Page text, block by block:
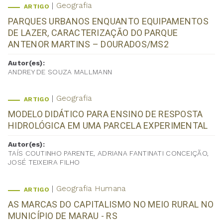
ARTIGO Geografia
PARQUES URBANOS ENQUANTO EQUIPAMENTOS
DE LAZER, CARACTERIZAÇÃO DO PARQUE
ANTENOR MARTINS – DOURADOS/MS2
Autor(es):
ANDREY DE SOUZA MALLMANN
ARTIGO Geografia
MODELO DIDÁTICO PARA ENSINO DE RESPOSTA
HIDROLÓGICA EM UMA PARCELA EXPERIMENTAL
Autor(es):
TAÍS COUTINHO PARENTE, ADRIANA FANTINATI CONCEIÇÃO,
JOSÉ TEIXEIRA FILHO
ARTIGO Geografia Humana
AS MARCAS DO CAPITALISMO NO MEIO RURAL NO
MUNICÍPIO DE MARAU - RS